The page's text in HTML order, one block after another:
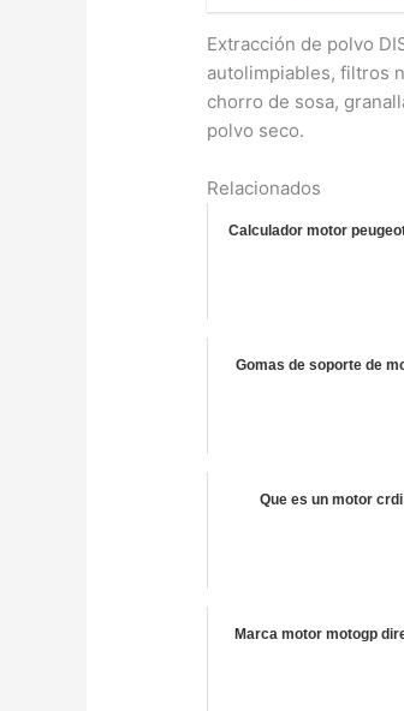
Extracción de polvo
autolimpiables, filtros
chorro de sosa,
polvo seco.
Relacionados
Calculador motor
Gomas de soporte de
Que es un motor crdi
Marca motor motogp